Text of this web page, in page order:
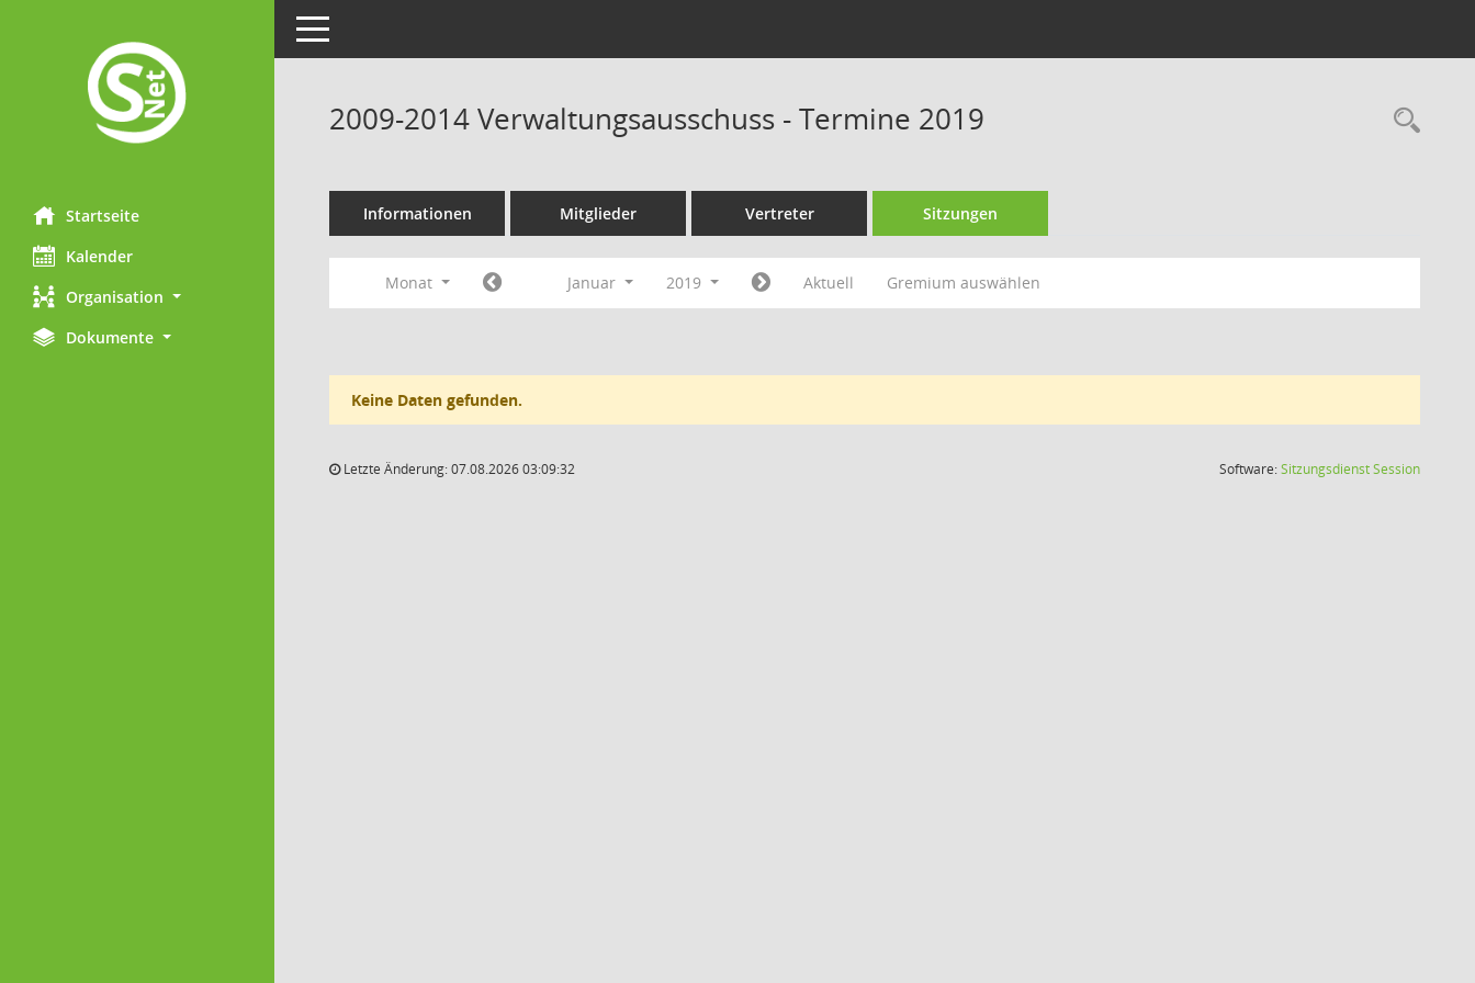
Startseite
Kalender
Organisation
Dokumente
Toggle navigation
2009-2014 Verwaltungsausschuss - Termine 2019
Informationen Mitglieder Vertreter Sitzungen
Monat Januar 2019 Aktuell Gremium auswählen
Keine Daten gefunden.
Letzte Änderung: 07.08.2026 03:09:32 Software:SitzungsdienstSession(Wird in